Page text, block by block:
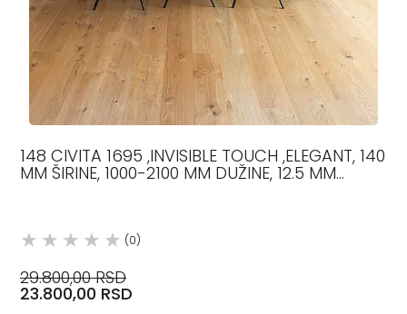
148 CIVITA 1695 ,INVISIBLE TOUCH ,ELEGANT, 140
MM ŠIRINE, 1000-2100 MM DUŽINE, 12.5 MM
(0)
29.800,00 RSD
23.800,00 RSD